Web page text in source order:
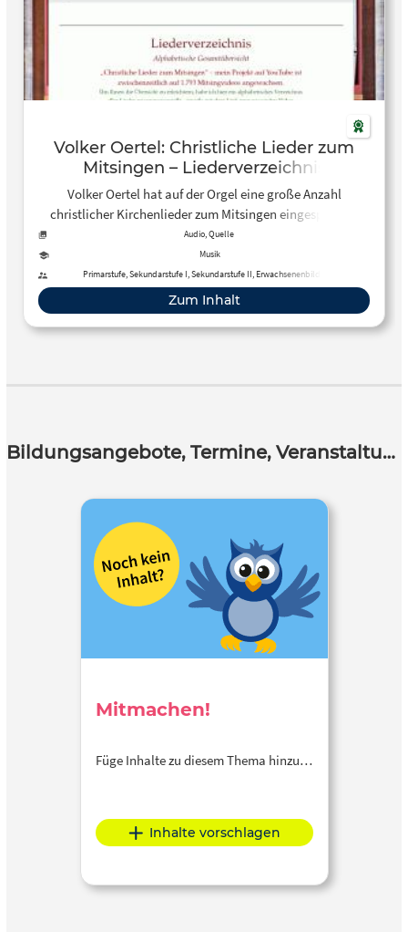
Volker Oertel: Christliche Lieder zum
Mitsingen – Liederverzeichnis
Volker Oertel hat auf der Orgel eine große Anzahl
christlicher Kirchenlieder zum Mitsingen eingespielt. In
dem hier vorliegenden Liederverzeichnis findet ihr alle
eingespielten und auf YouTube veröffentlichten Lieder.
Audio, Quelle
Musik
Primarstufe, Sekundarstufe I, Sekundarstufe II, Erwachsenenbildung
Zum Inhalt
Bildungsangebote, Termine, Veranstaltungen
Mitmachen!
Füge Inhalte zu diesem Thema hinzu…
Inhalte vorschlagen